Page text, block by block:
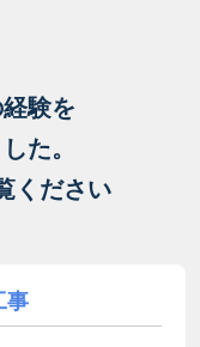
験を
た。
ください
事